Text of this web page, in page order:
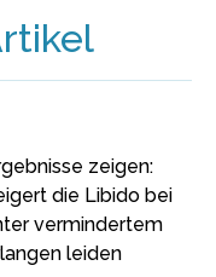
zeigen:
die Libido bei
vermindertem
leiden